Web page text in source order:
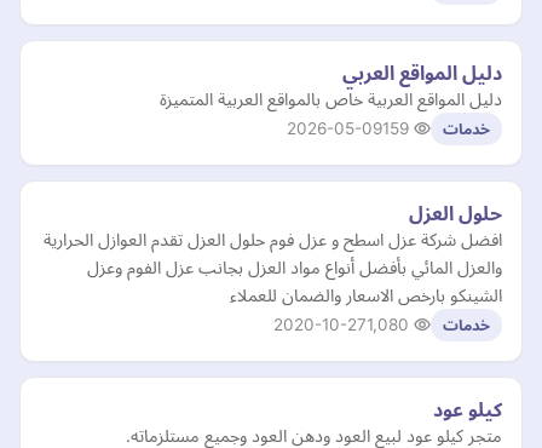
دليل المواقع العربي
دليل المواقع العربية خاص بالمواقع العربية المتميزة
خدمات 2026-05-09
حلول العزل
افضل شركة عزل اسطح و عزل فوم حلول العزل تقدم العوازل الحرارية
والعزل المائي بأفضل أنواع مواد العزل بجانب عزل الفوم وعزل
الشينكو بارخص الاسعار والضمان للعملاء
خدمات 2020-10-27
كيلو عود
متجر كيلو عود لبيع العود ودهن العود وجميع مستلزماته.